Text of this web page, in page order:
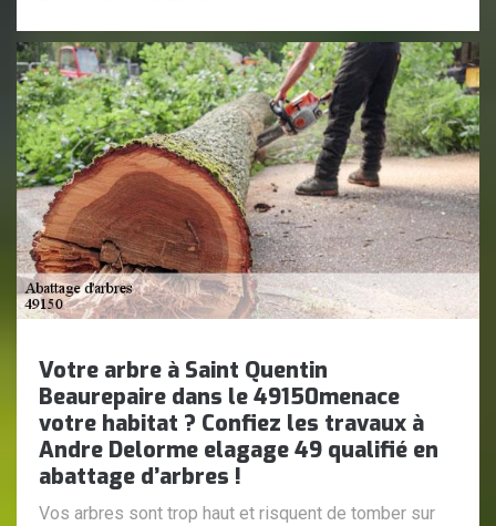
Votre arbre à Saint Quentin
Beaurepaire dans le 49150menace
votre habitat ? Confiez les travaux à
Andre Delorme elagage 49 qualifié en
abattage d’arbres !
Vos arbres sont trop haut et risquent de tomber sur